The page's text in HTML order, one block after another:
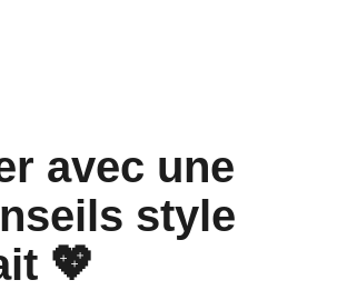
avec une
style
💖